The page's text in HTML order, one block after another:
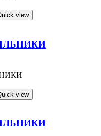
view
view